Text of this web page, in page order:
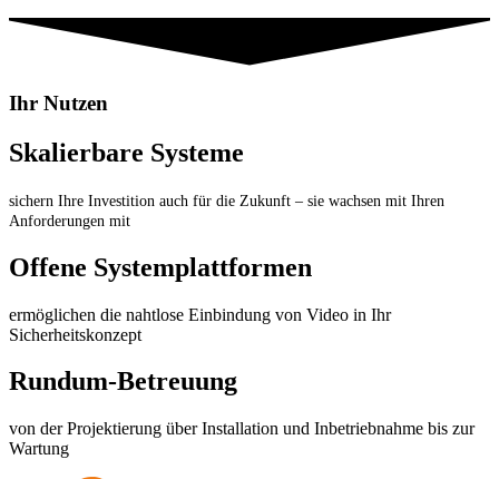
Ihr Nutzen
Skalierbare Systeme
sichern Ihre Investition auch für die Zukunft – sie wachsen mit Ihren
Anforderungen mit
Offene Systemplattformen
ermöglichen die nahtlose Einbindung von Video in Ihr
Sicherheitskonzept
Rundum-Betreuung
von der Projektierung über Installation und Inbetriebnahme bis zur
Wartung